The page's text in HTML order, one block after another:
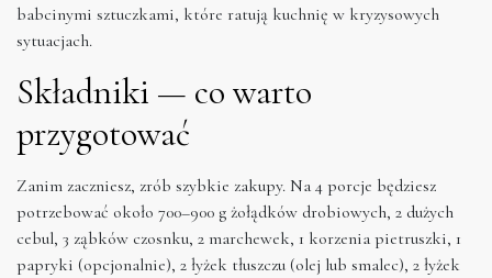
babcinymi sztuczkami, które ratują kuchnię w kryzysowych
sytuacjach.
Składniki — co warto
przygotować
Zanim zaczniesz, zrób szybkie zakupy. Na 4 porcje będziesz
potrzebować około 700–900 g żołądków drobiowych, 2 dużych
cebul, 3 ząbków czosnku, 2 marchewek, 1 korzenia pietruszki, 1
papryki (opcjonalnie), 2 łyżek tłuszczu (olej lub smalec), 2 łyżek